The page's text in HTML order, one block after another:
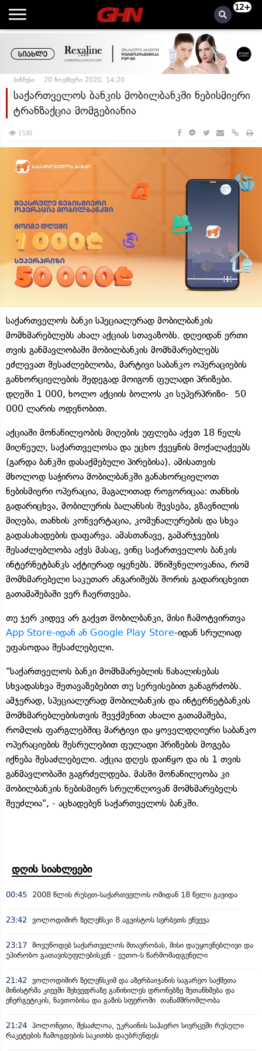
12+
ბიზნესი 20 ნოემბერი 2020, 14:20
საქართველოს ბანკის მობილბანკში ნებისმიერი
ტრანზაქცია მომგებიანია
1530
საქართველოს ბანკი სპეციალურად მობილბანკის
მომხმარებლებს ახალ აქციას სთავაზობს. დღეიდან ერთი
თვის განმავლობაში მობილბანკის მომხმარებლებს
ეძლევათ შესაძლებლობა, მარტივი საბანკო ოპერაციების
განხორციელების შედეგად მოიგონ ფულადი პრიზები.
დღეში 1 000, ხოლო აქციის ბოლოს კი სუპერპრიზი- 50
000 ლარის ოდენობით.
აქციაში მონაწილეობის მიღების უფლება აქვთ 18 წელს
მიღწეულ, საქართველოსა და უცხო ქვეყნის მოქალაქეებს
(გარდა ბანკში დასაქმებული პირებისა). ამისათვის
მხოლოდ საჭიროა მობილბანკში განახორციელოთ
ნებისმიერი ოპერაცია, მაგალითად როგორიცაა: თანხის
გადარიცხვა, მობილურის ბალანსის შევსება, გზავნილის
მიღება, თანხის კონვერტაცია, კომუნალურების და სხვა
გადასახადების დაფარვა. ამასთანავე, გამარჯვების
შესაძლებლობა აქვს მასაც, ვინც საქართველოს ბანკის
ინტერნეტბანკს აქტიურად იყენებს. მნიშვნელოვანია, რომ
მომხმარებელი საკუთარ ანგარიშებს შორის გადარიცხვით
გათამაშებაში ვერ ჩაერთვება.
თუ ჯერ კიდევ არ გაქვთ მობილბანკი, მისი ჩამოტვირთვა
App Store-იდან ან Google Play Store-იდან სრულიად
უფასოდაა შესაძლებელი.
"საქართველოს ბანკი მომხმარებლის წახალისებას
სხვადასხვა შეთავაზებებით თუ სერვისებით განაგრძობს.
ამჯერად, სპეციალურად მობილბანკის და ინტერნეტბანკის
მომხმარებლებისთვის შევქმენით ახალი გათამაშება,
რომლის ფარგლებშიც მარტივი და ყოველდღიური საბანკო
ოპერაციების შესრულებით ფულადი პრიზების მოგება
იქნება შესაძლებელი. აქცია დღეს დაიწყო და ის 1 თვის
განმავლობაში გაგრძელდება. მასში მონაწილეობა კი
მობილბანკის ნებისმიერ სრულწლოვან მომხმარებელს
შეუძლია", - აცხადებენ საქართველოს ბანკში.
დღის სიახლეები
00:45 2008 წლის რუსეთ-საქართველოს ომიდან 18 წელი გავიდა
23:42 ვოლოდიმირ ზელენსკი 8 აგვისტოს სერბეთს ეწვევა
23:17 მოვუწოდებ საქართველოს მთავრობას, მისი დაუყოვნებლივი და
უპირობო გათავისუფლებისკენ - ეუთო-ს წარმომადგენელი
21:42
ვოლოდიმირ ზელენსკიმ და აზერბაიჯანის საგარეო საქმეთა
მინისტრმა კიევში შეხვედრაზე განიხილეს დრონებზე შეთანხმება და
ენერგეტიკის, ნავთობისა და გაზის სფეროში თანამშრომლობა
21:24 პოლონეთი, შესაძლოა, უკრაინის საჰაერო სივრცეში რუსული
რაკეტების ჩამოგდების საკითხს დაუბრუნდეს